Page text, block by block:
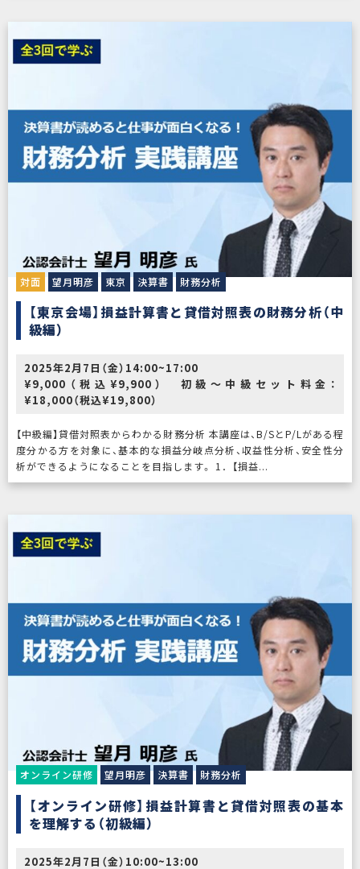
対面 望月明彦 東京 決算書 財務分析
【東京会場】損益計算書と貸借対照表の財務分析（中
級編）
2025年2月7日（金）14:00~17:00
¥9,000（税込¥9,900） 初級～中級セット料金：
¥18,000（税込¥19,800）
【中級編】貸借対照表からわかる財務分析 本講座は、B/SとP/Lがある程
度分かる方を対象に、基本的な損益分岐点分析、収益性分析、安全性分
析ができるようになることを目指します。 1．【損益...
オンライン研修 望月明彦 決算書 財務分析
【オンライン研修】損益計算書と貸借対照表の基本
を理解する（初級編）
2025年2月7日（金）10:00~13:00